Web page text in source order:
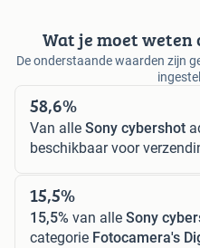
Wat je moet
De onderstaande waarden zijn
58,6%
Van alle Sony cybershot
beschikbaar voor
15,5%
15,5% van alle Sony
categorie Fotocamera's